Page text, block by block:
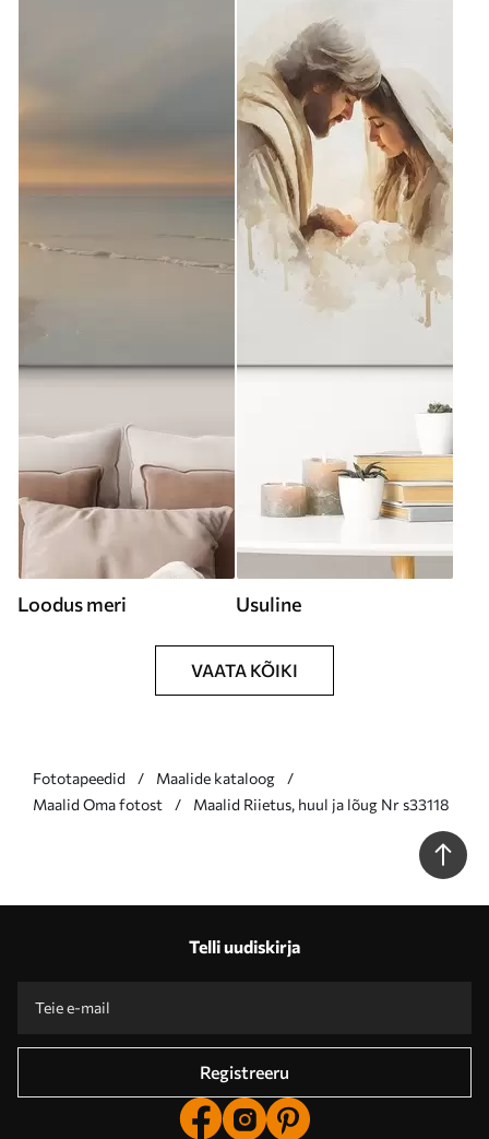
Loodus meri Usuline
VAATA KÕIKI
Fototapeedid
Maalide kataloog
Maalid Oma fotost
Maalid Riietus, huul ja lõug Nr s33118
Telli uudiskirja
Registreeru